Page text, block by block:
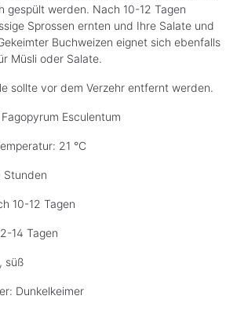
gespült werden. Nach 10-12 Tagen
Sprossen ernten und Ihre Salate und
Buchweizen eignet sich ebenfalls
Müsli oder Salate.
sollte vor dem Verzehr entfernt werden.
Esculentum
21 °C
Stunden
10-12 Tagen
14 Tagen
süß
Dunkelkeimer